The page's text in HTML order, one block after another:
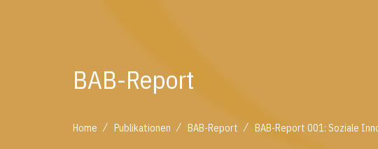
BAB-Report
Home / Publikationen / BAB-Report / BAB-Report 001: Soziale